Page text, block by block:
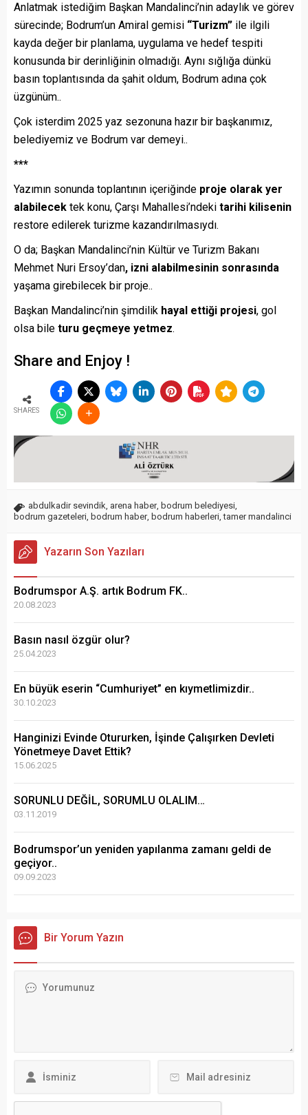
Anlatmak istediğim Başkan Mandalinci’nin adaylık ve görev
sürecinde; Bodrum’un Amiral gemisi “Turizm” ile ilgili
kayda değer bir planlama, uygulama ve hedef tespiti
konusunda bir derinliğinin olmadığı. Aynı sığlığa dünkü
basın toplantısında da şahit oldum, Bodrum adına çok
üzgünüm..
Çok isterdim 2025 yaz sezonuna hazır bir başkanımız,
belediyemiz ve Bodrum var demeyi..
***
Yazımın sonunda toplantının içeriğinde proje olarak yer
alabilecek tek konu, Çarşı Mahallesi’ndeki tarihi kilisenin
restore edilerek turizme kazandırılmasıydı.
O da; Başkan Mandalinci’nin Kültür ve Turizm Bakanı
Mehmet Nuri Ersoy’dan, izni alabilmesinin sonrasında
yaşama girebilecek bir proje..
Başkan Mandalinci’nin şimdilik hayal ettiği projesi, gol
olsa bile turu geçmeye yetmez.
Share and Enjoy !
SHARES
abdulkadir sevindik, arena haber, bodrum belediyesi,
bodrum gazeteleri, bodrum haber, bodrum haberleri,tamer mandalinci
Yazarın Son Yazıları
Bodrumspor A.Ş. artık Bodrum FK..
20.08.2023
Basın nasıl özgür olur?
25.04.2023
En büyük eserin “Cumhuriyet” en kıymetlimizdir..
30.10.2023
Hanginizi Evinde Otururken, İşinde Çalışırken Devleti
Yönetmeye Davet Ettik?
15.06.2025
SORUNLU DEĞİL, SORUMLU OLALIM…
03.11.2019
Bodrumspor’un yeniden yapılanma zamanı geldi de
geçiyor..
09.09.2023
Bir Yorum Yazın